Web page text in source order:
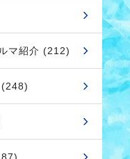
マ紹介 (212)
(248)